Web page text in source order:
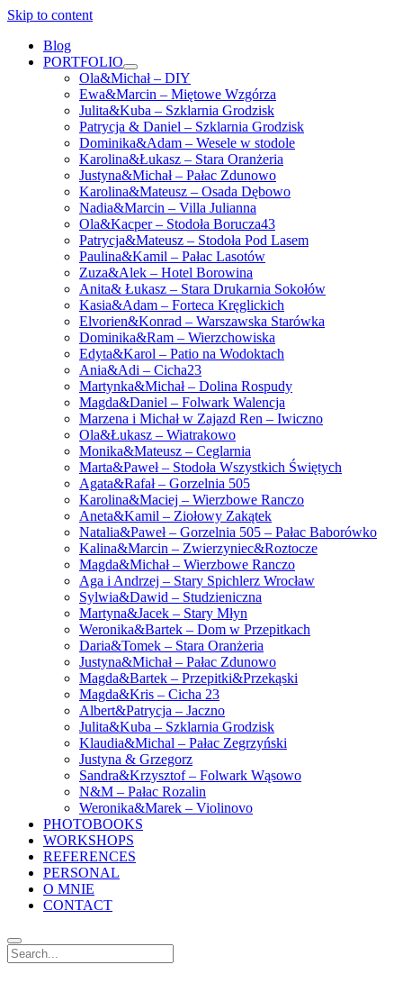
Skip to content
Blog
PORTFOLIO
open
menu
Ola&Michał – DIY
Ewa&Marcin – Miętowe Wzgórza
Julita&Kuba – Szklarnia Grodzisk
Patrycja & Daniel – Szklarnia Grodzisk
Dominika&Adam – Wesele w stodole
Karolina&Łukasz – Stara Oranżeria
Justyna&Michał – Pałac Zdunowo
Karolina&Mateusz – Osada Dębowo
Nadia&Marcin – Villa Julianna
Ola&Kacper – Stodoła Borucza43
Patrycja&Mateusz – Stodoła Pod Lasem
Paulina&Kamil – Pałac Lasotów
Zuza&Alek – Hotel Borowina
Anita& Łukasz – Stara Drukarnia Sokołów
Kasia&Adam – Forteca Kręglickich
Elvorien&Konrad – Warszawska Starówka
Dominika&Ram – Wierzchowiska
Edyta&Karol – Patio na Wodoktach
Ania&Adi – Cicha23
Martynka&Michał – Dolina Rospudy
Magda&Daniel – Folwark Walencja
Marzena i Michał w Zajazd Ren – Iwiczno
Ola&Łukasz – Wiatrakowo
Monika&Mateusz – Ceglarnia
Marta&Paweł – Stodoła Wszystkich Świętych
Agata&Rafał – Gorzelnia 505
Karolina&Maciej – Wierzbowe Ranczo
Aneta&Kamil – Ziołowy Zakątek
Natalia&Paweł – Gorzelnia 505 – Pałac Baborówko
Kalina&Marcin – Zwierzyniec&Roztocze
Magda&Michał – Wierzbowe Ranczo
Aga i Andrzej – Stary Spichlerz Wrocław
Sylwia&Dawid – Studzieniczna
Martyna&Jacek – Stary Młyn
Weronika&Bartek – Dom w Przepitkach
Daria&Tomek – Stara Oranżeria
Justyna&Michał – Pałac Zdunowo
Magda&Bartek – Przepitki&Przekąski
Magda&Kris – Cicha 23
Albert&Patrycja – Jaczno
Julita&Kuba – Szklarnia Grodzisk
Klaudia&Michal – Pałac Zegrzyński
Justyna & Grzegorz
Sandra&Krzysztof – Folwark Wąsowo
N&M – Pałac Rozalin
Weronika&Marek – Violinovo
PHOTOBOOKS
WORKSHOPS
REFERENCES
PERSONAL
O MNIE
CONTACT
Search